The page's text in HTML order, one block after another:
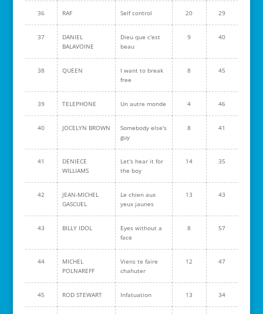
36 RAF Self control 20 29
37
DANIEL
BALAVOINE
Dieu que c'est
beau
9 40
38 QUEEN
I want to break
free
8 45
39 TELEPHONE Un autre monde 4 46
40 JOCELYN BROWN
Somebody else's
guy
8 41
41
DENIECE
WILLIAMS
Let's hear it for
the boy
14 35
42
JEAN-MICHEL
GASCUEL
Le chien aux
yeux jaunes
13 43
43 BILLY IDOL
Eyes without a
face
8 57
44
MICHEL
POLNAREFF
Viens te faire
chahuter
12 47
45 ROD STEWART Infatuation 13 34